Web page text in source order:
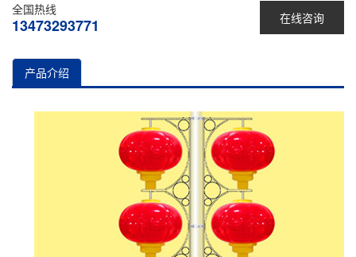
在线咨询
全国热线
13473293771
产品介绍